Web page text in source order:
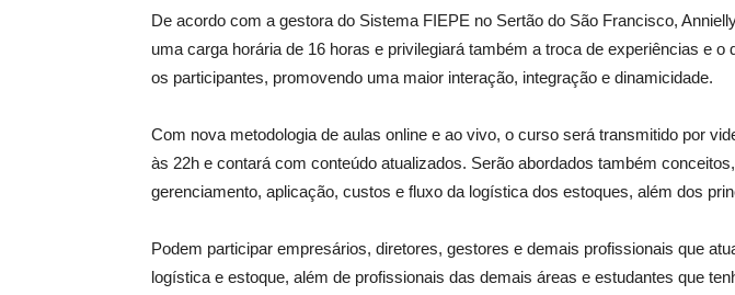
De acordo com a gestora do Sistema FIEPE no Sertão do São Francisco,
uma carga horária de 16 horas e privilegiará também a troca de experiências e o
os participantes, promovendo uma maior interação, integração e dinamicidade.
Com nova metodologia de aulas online e ao vivo, o curso será transmitido por
às 22h e contará com conteúdo atualizados. Serão abordados também
gerenciamento, aplicação, custos e fluxo da logística dos estoques, além dos
Podem participar empresários, diretores, gestores e demais profissionais que
logística e estoque, além de profissionais das demais áreas e estudantes que